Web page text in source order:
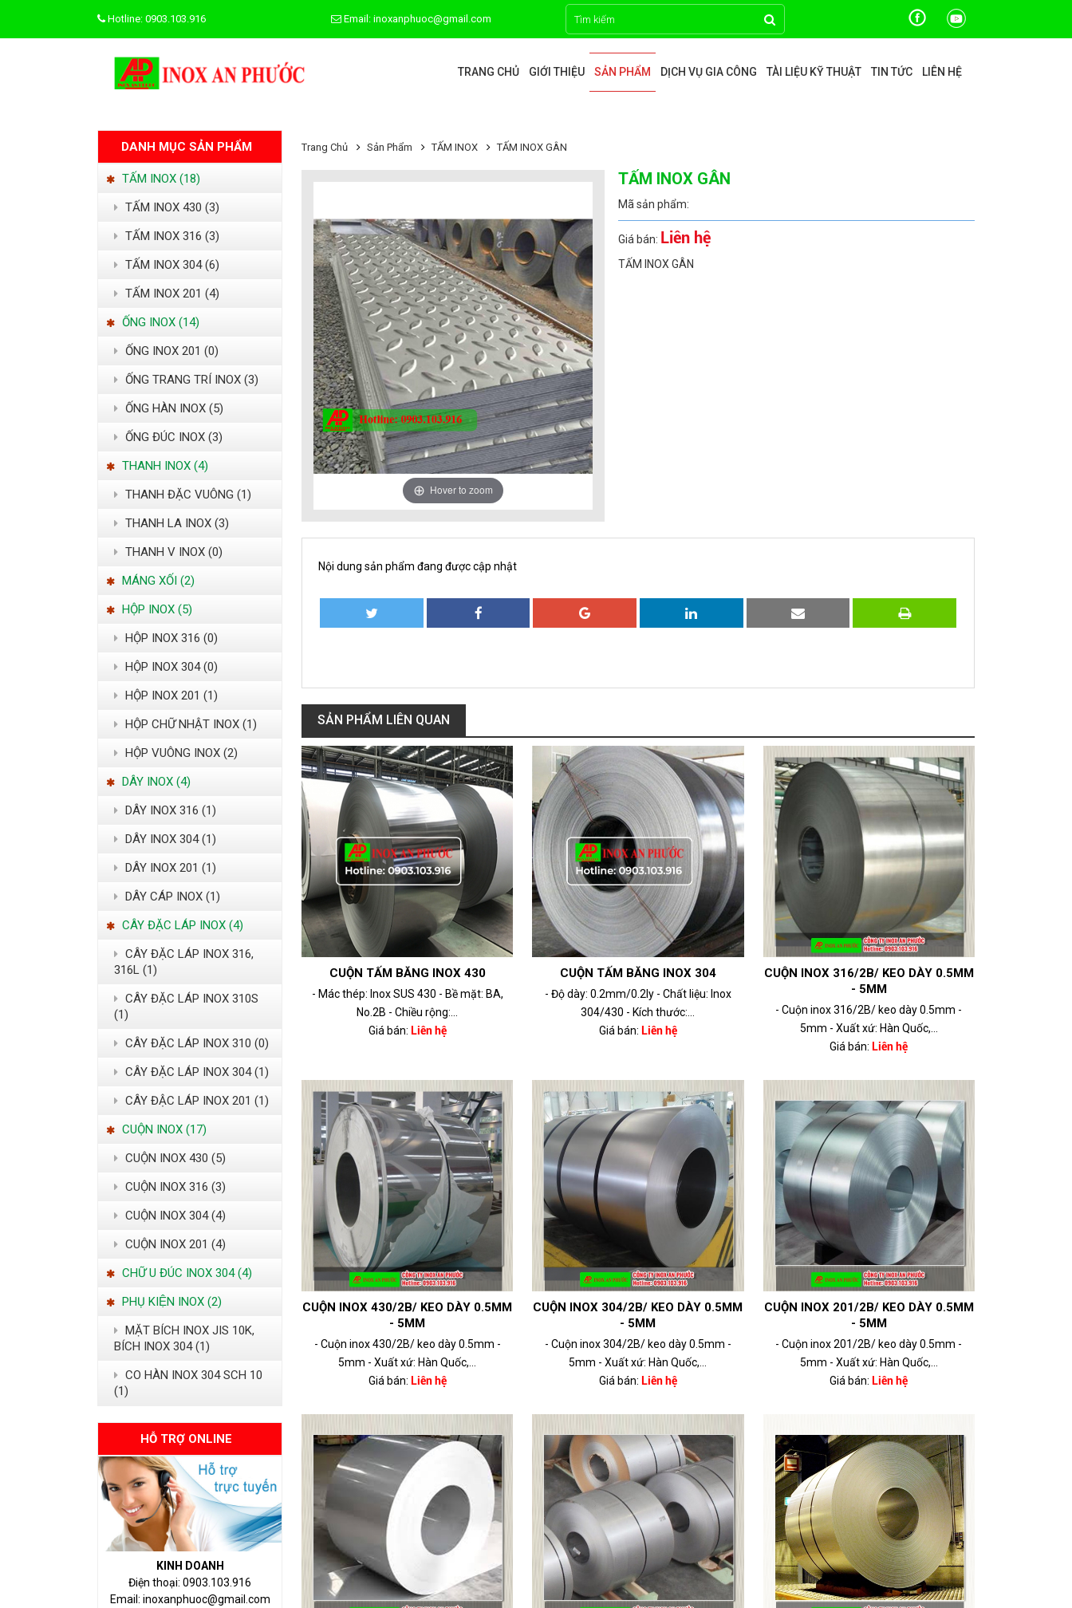
Hotline: 0903.103.916 Email: inoxanphuoc@gmail.com
TRANG CHỦ GIỚI THIỆU SẢN PHẨM DỊCH VỤ GIA CÔNG TÀI LIỆU KỸ THUẬT TIN TỨC LIÊN HỆ
DANH MỤC SẢN PHẨM
TẤM INOX (18)
TẤM INOX 430 (3)
TẤM INOX 316 (3)
TẤM INOX 304 (6)
TẤM INOX 201 (4)
ỐNG INOX (14)
ỐNG INOX 201 (0)
ỐNG TRANG TRÍ INOX (3)
ỐNG HÀN INOX (5)
ỐNG ĐÚC INOX (3)
THANH INOX (4)
THANH ĐẶC VUÔNG (1)
THANH LA INOX (3)
THANH V INOX (0)
MÁNG XỐI (2)
HỘP INOX (5)
HỘP INOX 316 (0)
HỘP INOX 304 (0)
HỘP INOX 201 (1)
HỘP CHỮ NHẬT INOX (1)
HỘP VUÔNG INOX (2)
DÂY INOX (4)
DÂY INOX 316 (1)
DÂY INOX 304 (1)
DÂY INOX 201 (1)
DÂY CÁP INOX (1)
CÂY ĐẶC LÁP INOX (4)
CÂY ĐẶC LÁP INOX 316,
316L (1)
CÂY ĐẶC LÁP INOX 310S
(1)
CÂY ĐẶC LÁP INOX 310 (0)
CÂY ĐẶC LÁP INOX 304 (1)
CÂY ĐẬC LÁP INOX 201 (1)
CUỘN INOX (17)
CUỘN INOX 430 (5)
CUỘN INOX 316 (3)
CUỘN INOX 304 (4)
CUỘN INOX 201 (4)
CHỮ U ĐÚC INOX 304 (4)
PHỤ KIỆN INOX (2)
MẶT BÍCH INOX JIS 10K,
BÍCH INOX 304 (1)
CO HÀN INOX 304 SCH 10
(1)
HỖ TRỢ ONLINE
KINH DOANH
Điện thoại: 0903.103.916
Email: inoxanphuoc@gmail.com
Trang Chủ Sản Phẩm TẤM INOX TẤM INOX GÂN
Hover to zoom
TẤM INOX GÂN
Mã sản phẩm:
Giá bán: Liên hệ
TẤM INOX GÂN
Nội dung sản phẩm đang được cập nhật
SẢN PHẨM LIÊN QUAN
CUỘN TẤM BĂNG INOX 430
- Mác thép: Inox SUS 430 - Bề mặt: BA,
No.2B - Chiều rộng:...
Giá bán: Liên hệ
CUỘN TẤM BĂNG INOX 304
- Độ dày: 0.2mm/0.2ly - Chất liệu: Inox
304/430 - Kích thước:...
Giá bán: Liên hệ
CUỘN INOX 316/2B/ KEO DÀY 0.5MM
- 5MM
- Cuộn inox 316/2B/ keo dày 0.5mm -
5mm - Xuất xứ: Hàn Quốc,...
Giá bán: Liên hệ
CUỘN INOX 430/2B/ KEO DÀY 0.5MM
- 5MM
- Cuộn inox 430/2B/ keo dày 0.5mm -
5mm - Xuất xứ: Hàn Quốc,...
Giá bán: Liên hệ
CUỘN INOX 304/2B/ KEO DÀY 0.5MM
- 5MM
- Cuộn inox 304/2B/ keo dày 0.5mm -
5mm - Xuất xứ: Hàn Quốc,...
Giá bán: Liên hệ
CUỘN INOX 201/2B/ KEO DÀY 0.5MM
- 5MM
- Cuộn inox 201/2B/ keo dày 0.5mm -
5mm - Xuất xứ: Hàn Quốc,...
Giá bán: Liên hệ